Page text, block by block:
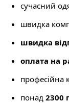
сучасний
швидка
швидка
оплата на
професійна
понад 2300